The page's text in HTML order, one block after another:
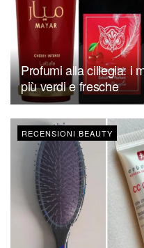
Profumi alla ciliegia: i
più verdi e fresche
RECENSIONI BEAUTY